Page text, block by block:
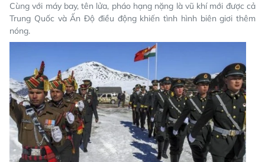
Cùng với máy bay, tên lửa, pháo hạng nặng là vũ khí mới được cả
Trung Quốc và Ấn Độ điều động khiến tình hình biên giơi thêm
nóng.